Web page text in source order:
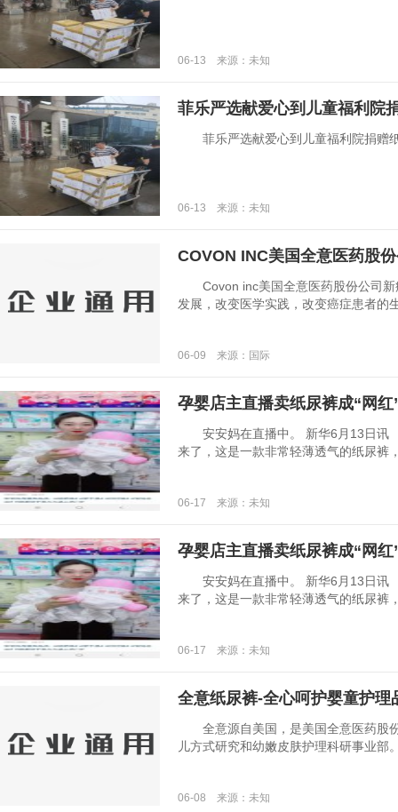
06-13 来源：未知
菲乐严选献爱心到儿童福利院
菲乐严选献爱心到儿童福利院捐赠
06-13 来源：未知
COVON INC美国全意医药股
Covon inc美国全意医药股份公司新
发展，改变医学实践，改变癌症患者的
06-09 来源：国际
孕婴店主直播卖纸尿裤成“网红
安安妈在直播中。 新华6月13日讯
来了，这是一款非常轻薄透气的纸尿裤
06-17 来源：未知
孕婴店主直播卖纸尿裤成“网红
安安妈在直播中。 新华6月13日讯
来了，这是一款非常轻薄透气的纸尿裤
06-17 来源：未知
全意纸尿裤-全心呵护婴童护理
全意源自美国，是美国全意医药股
儿方式研究和幼嫩皮肤护理科研事业部
06-08 来源：未知